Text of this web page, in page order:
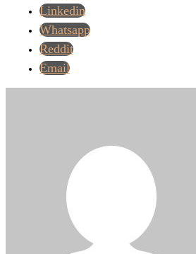
Linkedin
Whatsapp
Reddit
Email